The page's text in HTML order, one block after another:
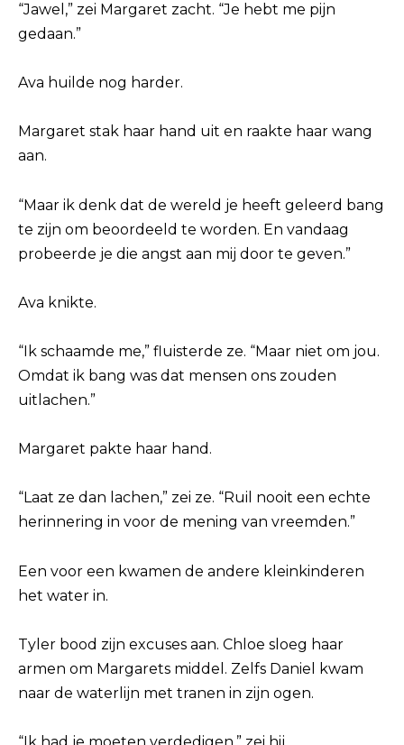
“Jawel,” zei Margaret zacht. “Je hebt me pijn
gedaan.”
Ava huilde nog harder.
Margaret stak haar hand uit en raakte haar wang
aan.
“Maar ik denk dat de wereld je heeft geleerd bang
te zijn om beoordeeld te worden. En vandaag
probeerde je die angst aan mij door te geven.”
Ava knikte.
“Ik schaamde me,” fluisterde ze. “Maar niet om jou.
Omdat ik bang was dat mensen ons zouden
uitlachen.”
Margaret pakte haar hand.
“Laat ze dan lachen,” zei ze. “Ruil nooit een echte
herinnering in voor de mening van vreemden.”
Een voor een kwamen de andere kleinkinderen
het water in.
Tyler bood zijn excuses aan. Chloe sloeg haar
armen om Margarets middel. Zelfs Daniel kwam
naar de waterlijn met tranen in zijn ogen.